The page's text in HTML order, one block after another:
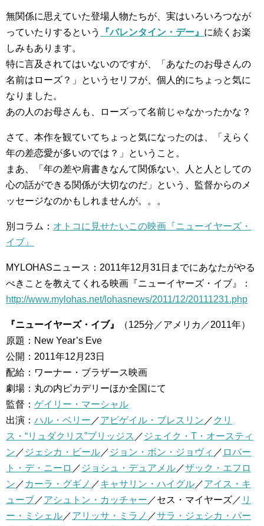
無関係に思えていた登場人物たちが、実はいろいろつなが
っていたりするという
『バレンタイン・デー』 に続くお楽
しみもあります。
特に言及されてはいないのですが、「あなたのお母さんの
名前はローズ？」というセリフが、個人的にちょっと気に
なりました。
あの人のお母さんも、ローズって名前じゃなかったかな？
さて、本作を観ていてちょっと気になったのは、「えらく
年の差恋愛が多いのでは？」ということ。
まあ、「年の差や肩書きなんて関係ない、人と人としての
心の話ができる関係が大切なのだ」という、監督からのメ
ッセージなのかもしれませんが。。。
別コラム： オトコに見せたいこの映画『ニューイヤーズ・
イブ』
MYLOHASニュース：2011年12月31日までにあなたがやる
べきことを教えてくれる映画『ニューイヤーズ・イブ』：
http://www.mylohas.net/lohasnews/2011/12/20111231.php
『ニューイヤーズ・イブ』
（125分／アメリカ／2011年）
原題：New Year’s Eve
公開：2011年12月23日
配給：ワーナー・ブラザース映画
劇場：丸の内ピカデリーほか全国にて
監督： ゲイリー・マーシャル
出演： ハル・ベリー ／アビゲイル・ブレスリン ／ クリ
ス・“リュダクリス”ブリッジス ／ ジェイク・T・オースティ
ン ／ ジェシカ・ビール／ ジョン・ボン・ジョヴィ ／ ロバー
ト・デ・ニーロ ／ ジョシュ・デュアメル／ザック・エフロ
ン ／ カーラ・グギノ ／キャサリン・ハイグル／アイス・キ
ューブ／アシュトン・カッチャー ／セス・マイヤーズ／ リ
ー・ミシェル／アリッサ・ミラノ ／サラ・ジェシカ・パー